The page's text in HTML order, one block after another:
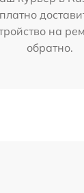
на
обратно.